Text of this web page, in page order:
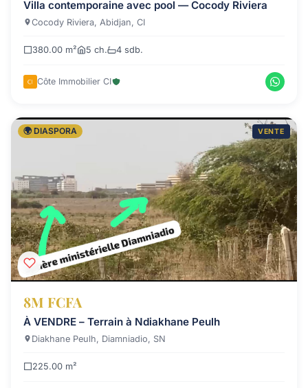
Villa contemporaine avec pool — Cocody Riviera
Cocody Riviera, Abidjan, CI
380.00 m² 5 ch. 4 sdb.
Côte Immobilier CI
🌍 DIASPORA VENTE
8M FCFA
À VENDRE – Terrain à Ndiakhane Peulh
Diakhane Peulh, Diamniadio, SN
225.00 m²